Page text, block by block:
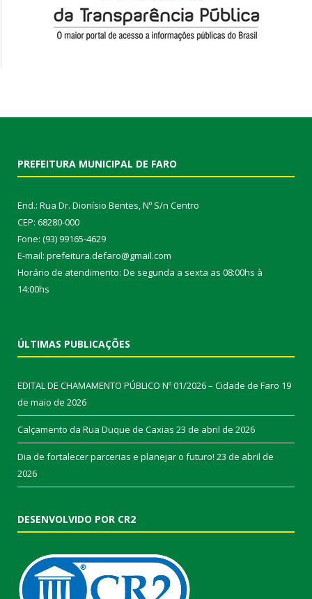
PREFEITURA MUNICIPAL DE FARO
End.: Rua Dr. Dionísio Bentes, Nº S/n Centro
CEP: 68280-000
Fone: (93) 99165-4629
E-mail: prefeitura.defaro@gmail.com
Horário de atendimento: De segunda a sexta as 08:00hs à
14:00hs
ÚLTIMAS PUBLICAÇÕES
EDITAL DE CHAMAMENTO PÚBLICO Nº 01/2026 – Cidade de Faro 19
de maio de 2026
Calçamento da Rua Duque de Caxias 23 de abril de 2026
Dia de fortalecer parcerias e planejar o futuro! 23 de abril de
2026
DESENVOLVIDO POR CR2